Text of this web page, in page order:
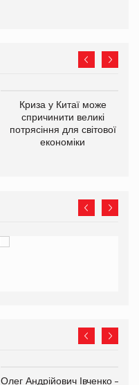
Криза у Китаї може
спричинити великі
потрясіння для світової
економіки
Олег Андрійович Івченко —